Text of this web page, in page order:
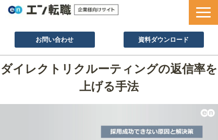
お問い合わせ 資料ダウンロード
サービス一覧
採用ノウハウ
お役立ち資料
ダイレクトリクルーティングの返信率を
上げる手法